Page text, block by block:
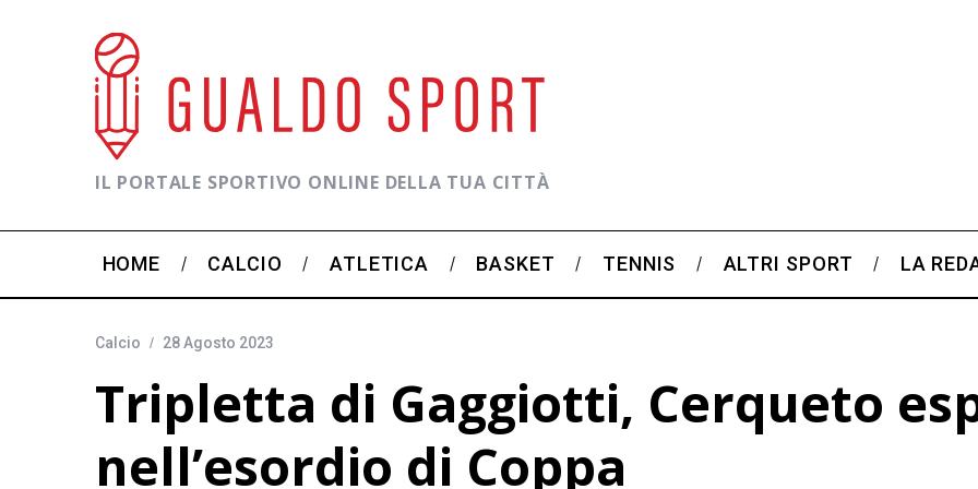
IL PORTALE SPORTIVO ONLINE DELLA TUA CITTÀ
HOME CALCIO ATLETICA BASKET TENNIS ALTRI SPORT LA
Calcio 28 Agosto 2023
Tripletta di Gaggiotti, Cerqueto
nell’esordio di Coppa